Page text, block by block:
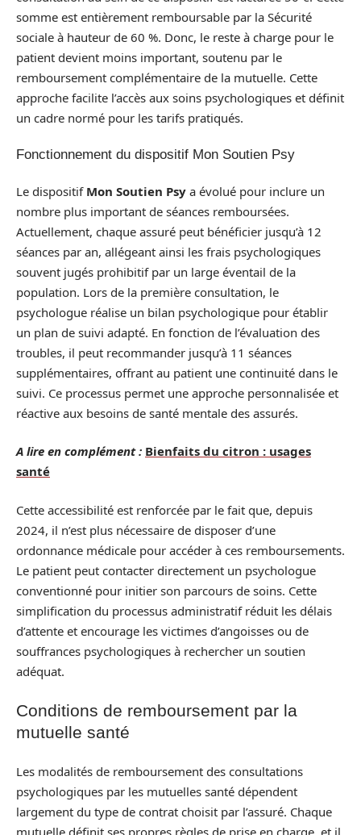
somme est entièrement remboursable par la Sécurité
sociale à hauteur de 60 %. Donc, le reste à charge pour le
patient devient moins important, soutenu par le
remboursement complémentaire de la mutuelle. Cette
approche facilite l’accès aux soins psychologiques et définit
un cadre normé pour les tarifs pratiqués.
Fonctionnement du dispositif Mon Soutien Psy
Le dispositif Mon Soutien Psy a évolué pour inclure un
nombre plus important de séances remboursées.
Actuellement, chaque assuré peut bénéficier jusqu’à 12
séances par an, allégeant ainsi les frais psychologiques
souvent jugés prohibitif par un large éventail de la
population. Lors de la première consultation, le
psychologue réalise un bilan psychologique pour établir
un plan de suivi adapté. En fonction de l’évaluation des
troubles, il peut recommander jusqu’à 11 séances
supplémentaires, offrant au patient une continuité dans le
suivi. Ce processus permet une approche personnalisée et
réactive aux besoins de santé mentale des assurés.
A lire en complément : Bienfaits du citron : usages
santé
Cette accessibilité est renforcée par le fait que, depuis
2024, il n’est plus nécessaire de disposer d’une
ordonnance médicale pour accéder à ces remboursements.
Le patient peut contacter directement un psychologue
conventionné pour initier son parcours de soins. Cette
simplification du processus administratif réduit les délais
d’attente et encourage les victimes d’angoisses ou de
souffrances psychologiques à rechercher un soutien
adéquat.
Conditions de remboursement par la
mutuelle santé
Les modalités de remboursement des consultations
psychologiques par les mutuelles santé dépendent
largement du type de contrat choisit par l’assuré. Chaque
mutuelle définit ses propres règles de prise en charge, et il